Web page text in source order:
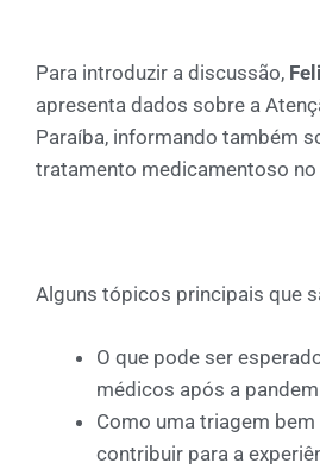
Para introduzir a discussão,
apresenta dados sobre a
Paraíba, informando também
tratamento medicamentoso no
Alguns tópicos principais que
O que pode ser
médicos após a
Como uma triagem
contribuir para a